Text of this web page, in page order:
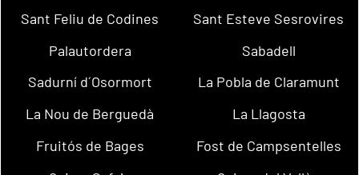
Sant Feliu de Codines
Sant Esteve Sesrovires
Palautordera
Sabadell
Sadurní d´Osormort
La Pobla de Claramunt
La Nou de Berguedà
La Llagosta
Fruitós de Bages
Fost de Campsentelles